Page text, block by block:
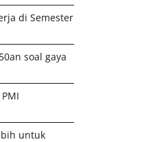
di Semester
soal gaya
untuk